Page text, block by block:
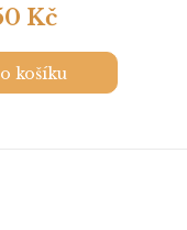
Kč
košíku